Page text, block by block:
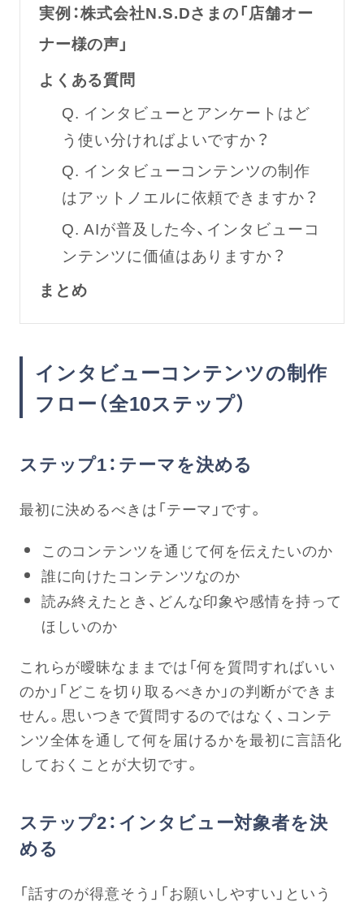
実例：株式会社N.S.Dさまの「店舗オー
ナー様の声」
よくある質問
Q. インタビューとアンケートはど
う使い分ければよいですか？
Q. インタビューコンテンツの制作
はアットノエルに依頼できますか？
Q. AIが普及した今、インタビューコ
ンテンツに価値はありますか？
まとめ
インタビューコンテンツの制作
フロー（全10ステップ）
ステップ1：テーマを決める
最初に決めるべきは「テーマ」です。
このコンテンツを通じて何を伝えたいのか
誰に向けたコンテンツなのか
読み終えたとき、どんな印象や感情を持って
ほしいのか
これらが曖昧なままでは「何を質問すればいい
のか」「どこを切り取るべきか」の判断ができま
せん。思いつきで質問するのではなく、コンテ
ンツ全体を通して何を届けるかを最初に言語化
しておくことが大切です。
ステップ2：インタビュー対象者を決
める
「話すのが得意そう」「お願いしやすい」という